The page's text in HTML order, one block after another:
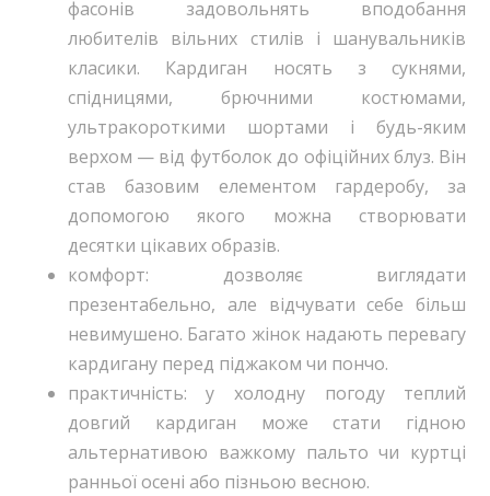
фасонів задовольнять вподобання
любителів вільних стилів і шанувальників
класики. Кардиган носять з сукнями,
спідницями, брючними костюмами,
ультракороткими шортами і будь-яким
верхом — від футболок до офіційних блуз. Він
став базовим елементом гардеробу, за
допомогою якого можна створювати
десятки цікавих образів.
комфорт: дозволяє виглядати
презентабельно, але відчувати себе більш
невимушено. Багато жінок надають перевагу
кардигану перед піджаком чи пончо.
практичність: у холодну погоду теплий
довгий кардиган може стати гідною
альтернативою важкому пальто чи куртці
ранньої осені або пізньою весною.